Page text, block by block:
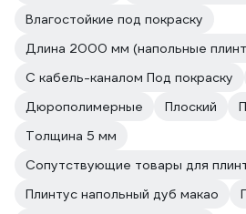
Влагостойкие под покраску
Длина 2000 мм (напольные
С кабель-каналом Под покраску
Дюрополимерные
Плоский
Толщина 5 мм
Сопутствующие товары для
Плинтус напольный дуб макао